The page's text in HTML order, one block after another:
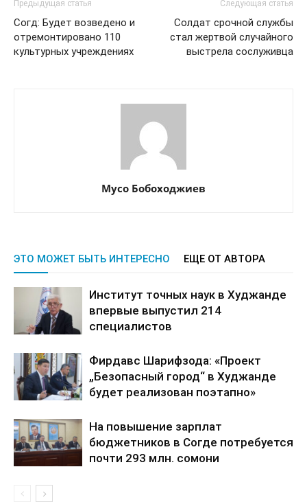
Предыдущая статья
Согд: Будет возведено и
отремонтировано 110
культурных учреждениях
Следующая статья
Солдат срочной службы
стал жертвой случайного
выстрела сослуживца
Мусо Бобоходжиев
ЭТО МОЖЕТ БЫТЬ ИНТЕРЕСНО ЕЩЕ ОТ АВТОРА
Институт точных наук в Худжанде
впервые выпустил 214
специалистов
Фирдавс Шарифзода: «Проект
„Безопасный город“ в Худжанде
будет реализован поэтапно»
На повышение зарплат
бюджетников в Согде потребуется
почти 293 млн. сомони